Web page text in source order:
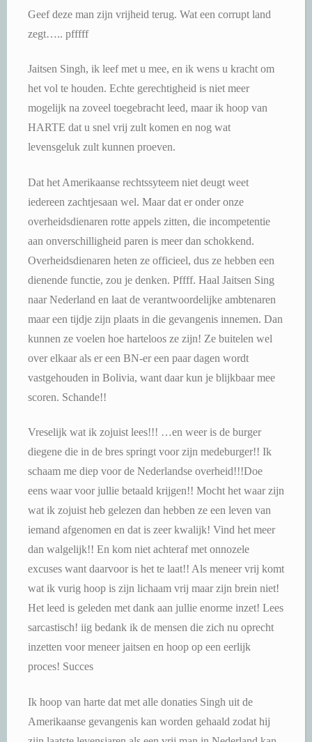
Geef deze man zijn vrijheid terug. Wat een corrupt land
zegt….. pfffff
Jaitsen Singh, ik leef met u mee, en ik wens u kracht om
het vol te houden. Echte gerechtigheid is niet meer
mogelijk na zoveel toegebracht leed, maar ik hoop van
HARTE dat u snel vrij zult komen en nog wat
levensgeluk zult kunnen proeven.
Dat het Amerikaanse rechtssyteem niet deugt weet
iedereen zachtjesaan wel. Maar dat er onder onze
overheidsdienaren rotte appels zitten, die incompetentie
aan onverschilligheid paren is meer dan schokkend.
Overheidsdienaren heten ze officieel, dus ze hebben een
dienende functie, zou je denken. Pffff. Haal Jaitsen Sing
naar Nederland en laat de verantwoordelijke ambtenaren
maar een tijdje zijn plaats in die gevangenis innemen. Dan
kunnen ze voelen hoe harteloos ze zijn! Ze buitelen wel
over elkaar als er een BN-er een paar dagen wordt
vastgehouden in Bolivia, want daar kun je blijkbaar mee
scoren. Schande!!
Vreselijk wat ik zojuist lees!!! …en weer is de burger
diegene die in de bres springt voor zijn medeburger!! Ik
schaam me diep voor de Nederlandse overheid!!!Doe
eens waar voor jullie betaald krijgen!! Mocht het waar zijn
wat ik zojuist heb gelezen dan hebben ze een leven van
iemand afgenomen en dat is zeer kwalijk! Vind het meer
dan walgelijk!! En kom niet achteraf met onnozele
excuses want daarvoor is het te laat!! Als meneer vrij komt
wat ik vurig hoop is zijn lichaam vrij maar zijn brein niet!
Het leed is geleden met dank aan jullie enorme inzet! Lees
sarcastisch! iig bedank ik de mensen die zich nu oprecht
inzetten voor meneer jaitsen en hoop op een eerlijk
proces! Succes
Ik hoop van harte dat met alle donaties Singh uit de
Amerikaanse gevangenis kan worden gehaald zodat hij